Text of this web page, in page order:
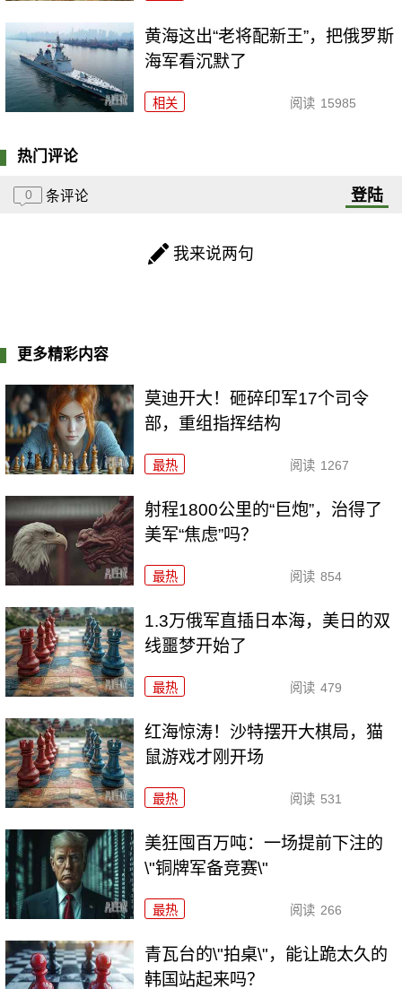
黄海这出“老将配新王”，把俄罗斯
海军看沉默了
相关 阅读 15985
热门评论
0 条评论 登陆
我来说两句
更多精彩内容
莫迪开大！砸碎印军17个司令
部，重组指挥结构
最热 阅读 1267
射程1800公里的“巨炮”，治得了
美军“焦虑”吗？
最热 阅读 854
1.3万俄军直插日本海，美日的双
线噩梦开始了
最热 阅读 479
红海惊涛！沙特摆开大棋局，猫
鼠游戏才刚开场
最热 阅读 531
美狂囤百万吨：一场提前下注的
\"铜牌军备竞赛\"
最热 阅读 266
青瓦台的\"拍桌\"，能让跪太久的
韩国站起来吗？